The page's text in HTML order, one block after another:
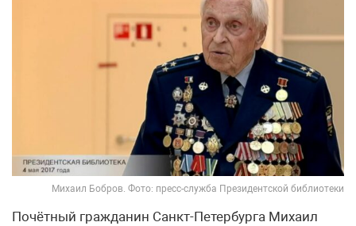
Михаил Бобров. Фото: пресс-служба Президентской библиотеки
Почётный гражданин Санкт-Петербурга Михаил